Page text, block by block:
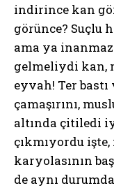
indirince kan
görünce? Suçlu
ama ya
gelmeliydi kan,
eyvah! Ter bastı
çamaşırını,
altında çitiledi
çıkmıyordu
karyolasının
de aynı